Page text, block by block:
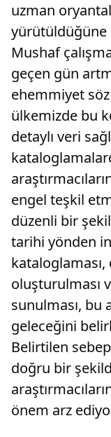
uzman
yürütüldüğüne
Mushaf
geçen gün
ehemmiyet
ülkemizde bu
detaylı veri
engel teşkil
düzenli bir
tarihi yönden
kataloglaması,
oluşturulması
sunulması, bu
geleceğini
Belirtilen
doğru bir
önem arz